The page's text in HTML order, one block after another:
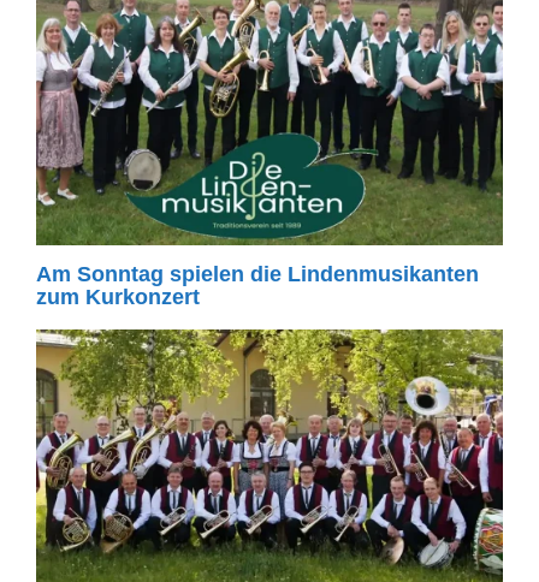
Am Sonntag spielen die Lindenmusikanten
zum Kurkonzert